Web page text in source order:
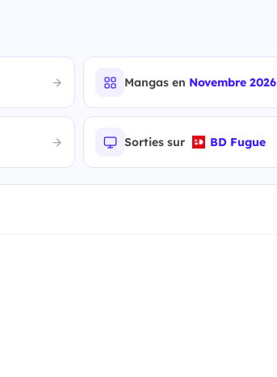
Mangas en Novembre 2026
Sorties sur BD Fugue